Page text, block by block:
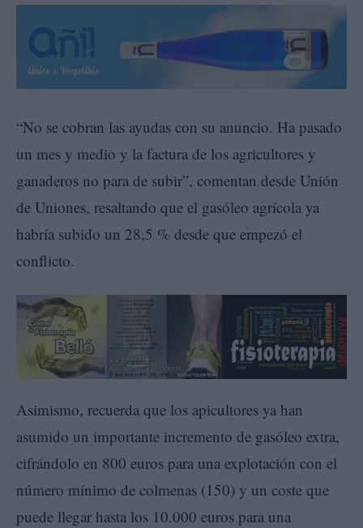
“No se cobran las ayudas con su anuncio. Ha pasado
un mes y medio y la factura de los agricultores y
ganaderos no para de subir”, comentan desde Unión
de Uniones, resaltando que el gasóleo agrícola ya
habría subido un 28,5 % desde que empezó el
conflicto.
Asimismo, recuerda que los apicultores ya han
asumido un importante incremento de gasóleo extra,
cifrándolo en 800 euros para una explotación con el
número mínimo de colmenas (150) y un coste que
puede llegar hasta los 10.000 euros para una